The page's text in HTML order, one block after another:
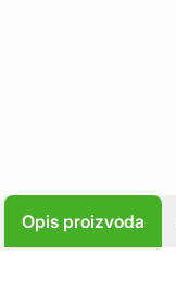
Opis proizvoda